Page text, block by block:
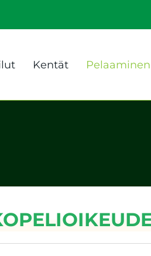
Kentät Pelaaminen